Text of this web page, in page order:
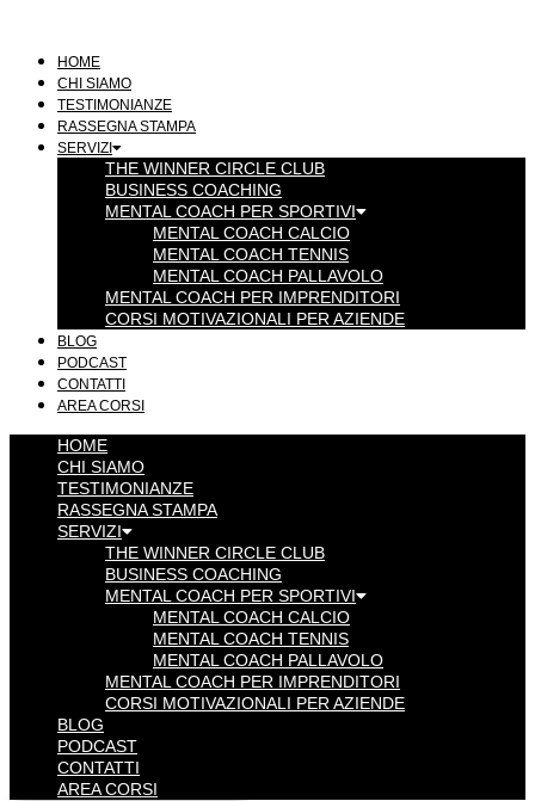
contenutoHOME
CHI SIAMO
TESTIMONIANZE
RASSEGNA STAMPA
SERVIZI
THE WINNER CIRCLE CLUB
BUSINESS COACHING
MENTAL COACH PER SPORTIVI
MENTAL COACH CALCIO
MENTAL COACH TENNIS
MENTAL COACH PALLAVOLO
MENTAL COACH PER IMPRENDITORI
CORSI MOTIVAZIONALI PER AZIENDE
BLOG
PODCAST
CONTATTI
AREA CORSI
HOME
CHI SIAMO
TESTIMONIANZE
RASSEGNA STAMPA
SERVIZI
THE WINNER CIRCLE CLUB
BUSINESS COACHING
MENTAL COACH PER SPORTIVI
MENTAL COACH CALCIO
MENTAL COACH TENNIS
MENTAL COACH PALLAVOLO
MENTAL COACH PER IMPRENDITORI
CORSI MOTIVAZIONALI PER AZIENDE
BLOG
PODCAST
CONTATTI
AREA CORSI